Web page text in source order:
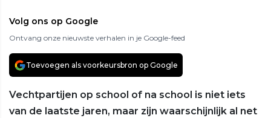
Volg ons op Google
Ontvang onze nieuwste verhalen in je Google-feed
Toevoegen als voorkeursbron op Google
Vechtpartijen op school of na school is niet iets
van de laatste jaren, maar zijn waarschijnlijk al net